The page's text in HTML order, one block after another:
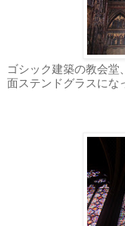
ゴシック建築の教会堂、
面ステンドグラスにな